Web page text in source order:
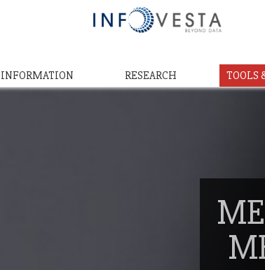
INFORMATION RESEARCH TOOLS